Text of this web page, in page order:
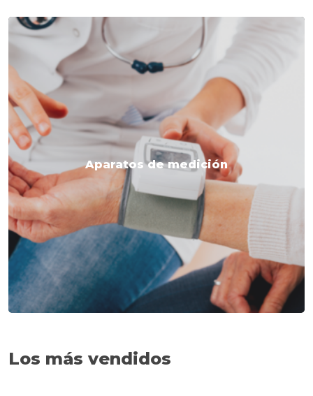
Aparatos de medición
Los más vendidos